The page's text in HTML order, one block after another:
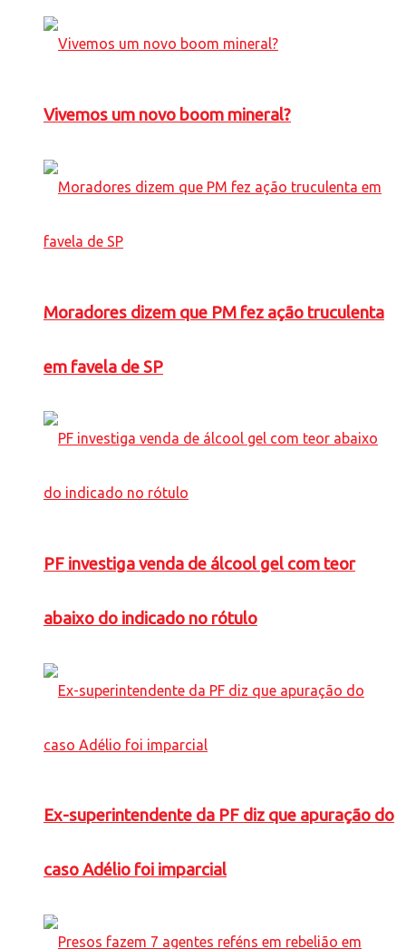
Vivemos um novo boom mineral?
Moradores dizem que PM fez ação truculenta
em favela de SP
PF investiga venda de álcool gel com teor
abaixo do indicado no rótulo
Ex-superintendente da PF diz que apuração do
caso Adélio foi imparcial